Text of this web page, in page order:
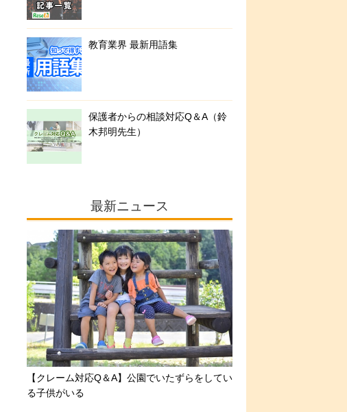
教育業界 最新用語集
保護者からの相談対応Q＆A（鈴
木邦明先生）
最新ニュース
【クレーム対応Q＆A】公園でいたずらをしてい
る子供がいる